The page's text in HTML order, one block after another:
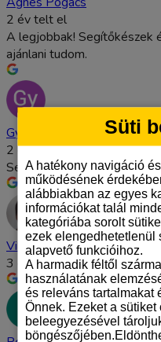
Süti
A hatékony navigáció
működésének
alábbiakban az egyes
információkat talál
kategóriába sorolt
ezek elengedhetetlenül
alapvető funkcióihoz.
A harmadik féltől
használatának
és releváns tartalmakat
Önnek. Ezeket a
beleegyezésével
2 év telt el
A legjobbak! Segítőkészek
ajánlani tudom.
Gyula Kiss
2 év telt el
Segítőkész csapat, értik a
Viharos Ottó
3 év telt el